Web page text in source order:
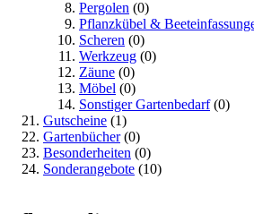
Pergolen (0)
Pflanzkübel &
Scheren (0)
Werkzeug (0)
Zäune (0)
Möbel (0)
Sonstiger Gartenbedarf(0)
Gutscheine (1)
Gartenbücher(0)
Besonderheiten (0)
Sonderangebote (10)